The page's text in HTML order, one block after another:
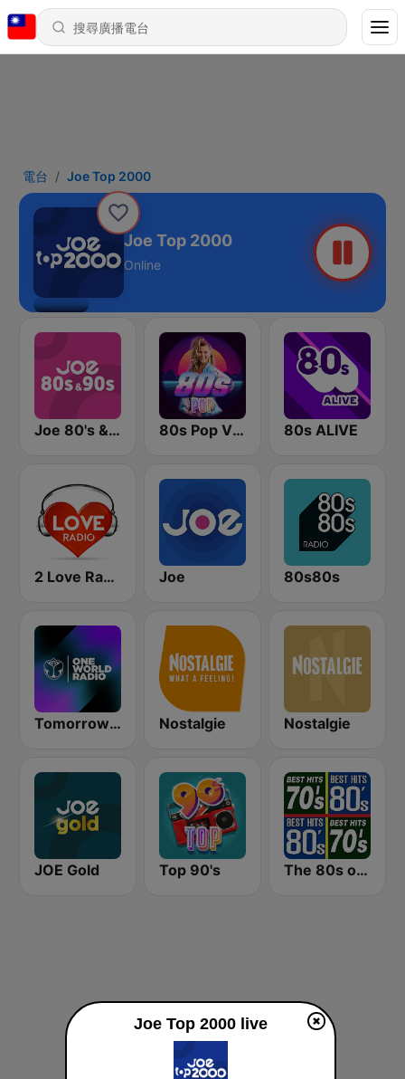
電台 Joe Top 2000
Joe Top 2000
Online
Joe 80's & 90's 80s Pop Vibes 80s ALIVE
2 Love Radio Joe 80s80s
Tomorrowland One World Radio UK Nostalgie Nostalgie
JOE Gold Top 90's The 80s on the 80s
Joe Top 2000 live